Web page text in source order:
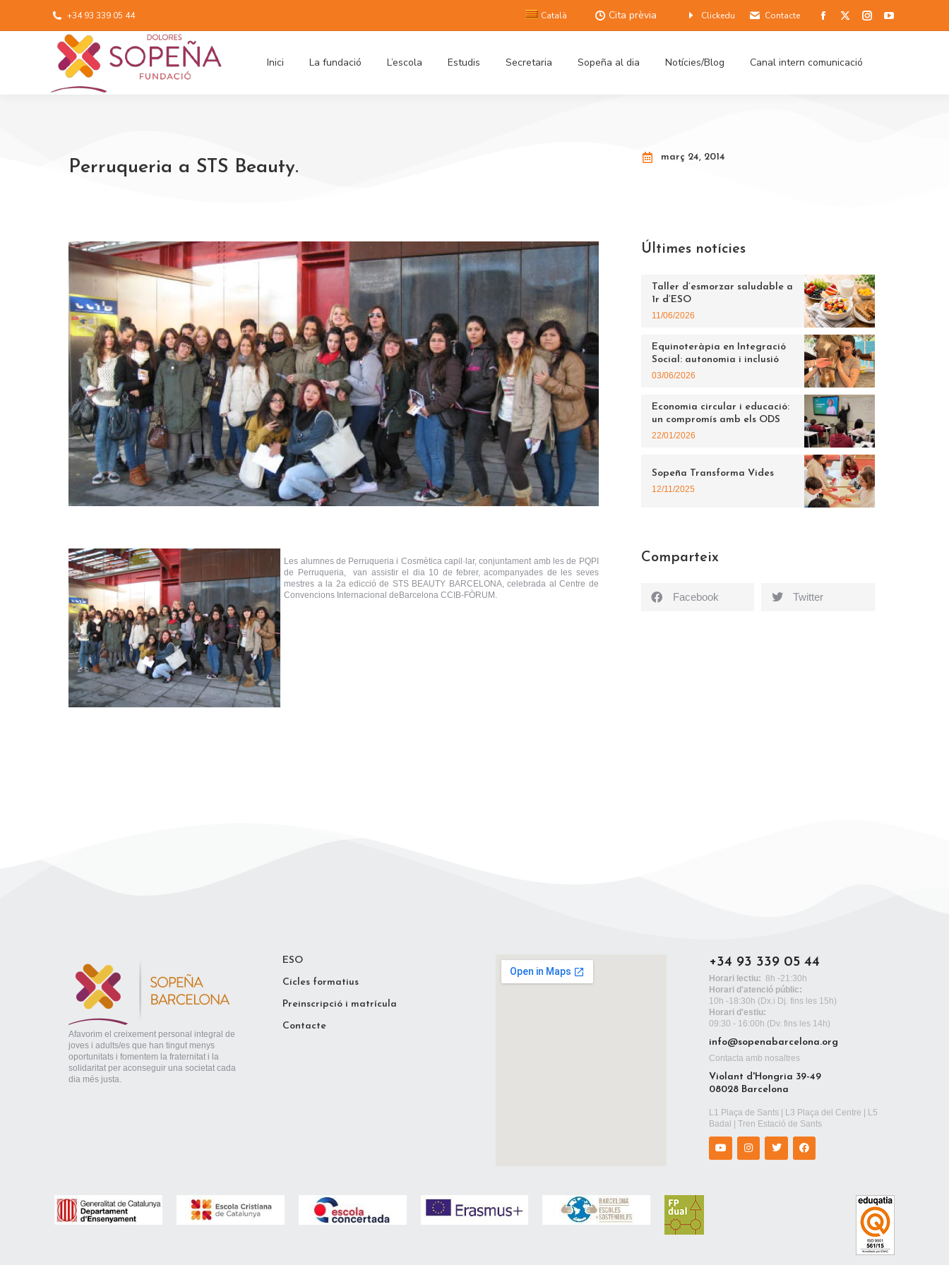
+34 93 339 05 44 Català Cita prèvia Clickedu Contacte
Inici La fundació L’escola Estudis Secretaria Sopeña al dia Notícies/Blog Canal intern comunicació
Perruqueria a STS Beauty.
març 24, 2014
Les alumnes de Perruqueria i Cosmètica capil·lar, conjuntament amb les de PQPI
de Perruqueria, van assistir el dia 10 de febrer, acompanyades de les seves
mestres a la 2a edicció de STS BEAUTY BARCELONA, celebrada al Centre de
Convencions Internacional deBarcelona CCIB-FÒRUM.
Últimes notícies
Taller d’esmorzar saludable a
1r d’ESO
11/06/2026
Equinoteràpia en Integració
Social: autonomia i inclusió
03/06/2026
Economia circular i educació:
un compromís amb els ODS
22/01/2026
Sopeña Transforma Vides
12/11/2025
Comparteix
Facebook Twitter
Afavorim el creixement personal integral de
joves i adults/es que han tingut menys
oportunitats i fomentem la fraternitat i la
solidaritat per aconseguir una societat cada
dia més justa.
ESO
Cicles formatius
Preinscripció i matrícula
Contacte
+34 93 339 05 44
Horari lectiu: 8h -21:30h
Horari d'atenció públic:
10h -18:30h (Dx.i Dj. fins les 15h)
Horari d'estiu:
09:30 - 16:00h (Dv. fins les 14h)
info@sopenabarcelona.org
Contacta amb nosaltres
Violant d'Hongria 39-49
08028 Barcelona
L1 Plaça de Sants | L3 Plaça del Centre | L5
Badal | Tren Estació de Sants